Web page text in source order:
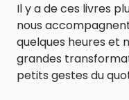
Il y a de ces livres
nous
quelques heures et
grandes
petits gestes du